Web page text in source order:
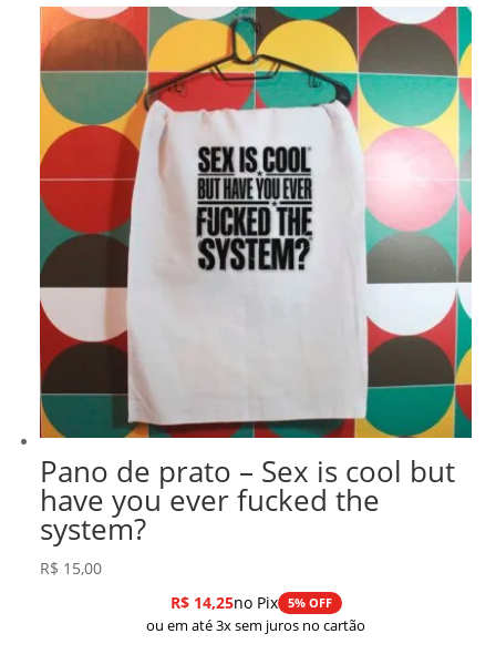
Pano de prato – Sex is cool but
have you ever fucked the
system?
R$ 15,00
R$14,25no Pix 5% OFF
ou em até 3x sem juros no cartão